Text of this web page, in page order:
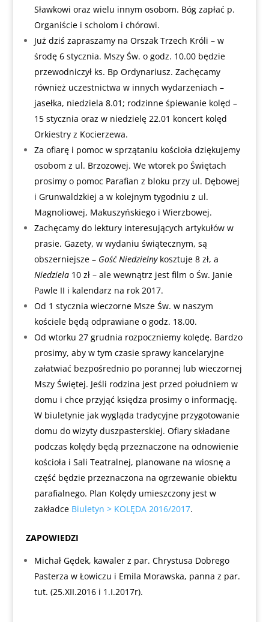
Sławkowi oraz wielu innym osobom. Bóg zapłać p.
Organiście i scholom i chórowi.
Już dziś zapraszamy na Orszak Trzech Króli – w
środę 6 stycznia. Mszy Św. o godz. 10.00 będzie
przewodniczył ks. Bp Ordynariusz. Zachęcamy
również uczestnictwa w innych wydarzeniach –
jasełka, niedziela 8.01; rodzinne śpiewanie kolęd –
15 stycznia oraz w niedzielę 22.01 koncert kolęd
Orkiestry z Kocierzewa.
Za ofiarę i pomoc w sprzątaniu kościoła dziękujemy
osobom z ul. Brzozowej. We wtorek po Świętach
prosimy o pomoc Parafian z bloku przy ul. Dębowej
i Grunwaldzkiej a w kolejnym tygodniu z ul.
Magnoliowej, Makuszyńskiego i Wierzbowej.
Zachęcamy do lektury interesujących artykułów w
prasie. Gazety, w wydaniu świątecznym, są
obszerniejsze – Gość Niedzielnykosztuje 8 zł, a
Niedziela10 zł – ale wewnątrz jest film o Św. Janie
Pawle II i kalendarz na rok 2017.
Od 1 stycznia wieczorne Msze Św. w naszym
kościele będą odprawiane o godz. 18.00.
Od wtorku 27 grudnia rozpoczniemy kolędę. Bardzo
prosimy, aby w tym czasie sprawy kancelaryjne
załatwiać bezpośrednio po porannej lub wieczornej
Mszy Świętej. Jeśli rodzina jest przed południem w
domu i chce przyjąć księdza prosimy o informację.
W biuletynie jak wygląda tradycyjne przygotowanie
domu do wizyty duszpasterskiej. Ofiary składane
podczas kolędy będą przeznaczone na odnowienie
kościoła i Sali Teatralnej, planowane na wiosnę a
część będzie przeznaczona na ogrzewanie obiektu
parafialnego. Plan Kolędy umieszczony jest w
zakładce Biuletyn > KOLĘDA 2016/2017.
ZAPOWIEDZI
Michał Gędek, kawaler z par. Chrystusa Dobrego
Pasterza w Łowiczu i Emila Morawska, panna z par.
tut. (25.XII.2016 i 1.I.2017r).